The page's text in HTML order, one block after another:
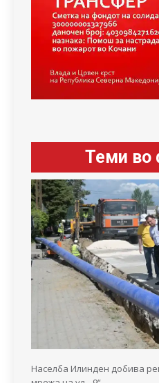
Теми во
Населба Илинден добива